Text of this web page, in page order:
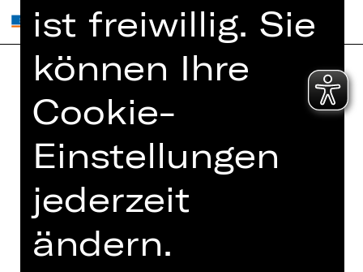
Home
Spielplan
Künstler*innen
Kartenkauf
Abos 26/27
Presse
ZVB/L
AGB
Datenschutz
ist freiwillig. Sie
können Ihre
Cookie-
Einstellungen
jederzeit
ändern.